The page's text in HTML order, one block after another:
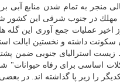
منجر به تمام شدن منابع آبی
مهلك در جنوب شرقی این كشور
سكونت داشته و نخستین ایالت
زیست استرالیای جنوبی ضمن
اساسی برای رفاه
را زیر پا گذاشته اند. در